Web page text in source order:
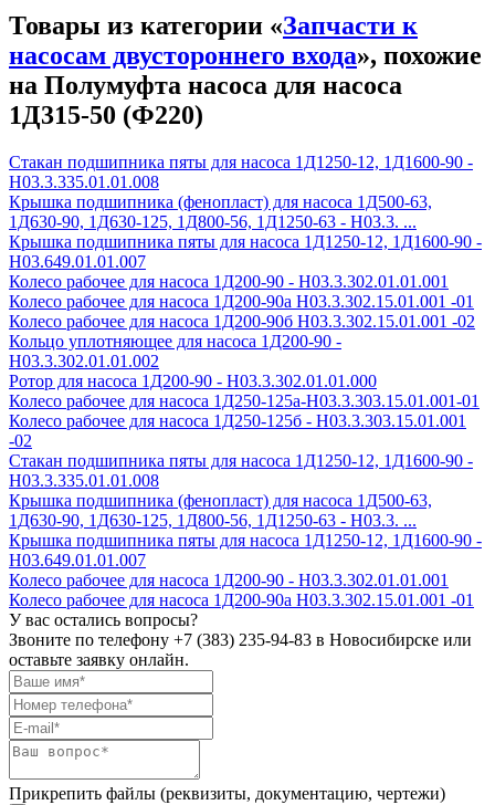
Товары из категории «Запчасти к
насосам двустороннего входа», похожие
на Полумуфта насоса для насоса
1Д315-50 (Ф220)
Стакан подшипника пяты для насоса 1Д1250-12, 1Д1600-90 -
Н03.3.335.01.01.008
Крышка подшипника (фенопласт) для насоса 1Д500-63,
1Д630-90, 1Д630-125, 1Д800-56, 1Д1250-63 - Н03.3. ...
Крышка подшипника пяты для насоса 1Д1250-12, 1Д1600-90 -
Н03.649.01.01.007
Колесо рабочее для насоса 1Д200-90 - H03.3.302.01.01.001
Колесо рабочее для насоса 1Д200-90а H03.3.302.15.01.001 -01
Колесо рабочее для насоса 1Д200-90б H03.3.302.15.01.001 -02
Кольцо уплотняющее для насоса 1Д200-90 -
Н03.3.302.01.01.002
Ротор для насоса 1Д200-90 - Н03.3.302.01.01.000
Колесо рабочее для насоса 1Д250-125а-Н03.3.303.15.01.001-01
Колесо рабочее для насоса 1Д250-125б - Н03.3.303.15.01.001
-02
Стакан подшипника пяты для насоса 1Д1250-12, 1Д1600-90 -
Н03.3.335.01.01.008
Крышка подшипника (фенопласт) для насоса 1Д500-63,
1Д630-90, 1Д630-125, 1Д800-56, 1Д1250-63 - Н03.3. ...
Крышка подшипника пяты для насоса 1Д1250-12, 1Д1600-90 -
Н03.649.01.01.007
Колесо рабочее для насоса 1Д200-90 - H03.3.302.01.01.001
Колесо рабочее для насоса 1Д200-90а H03.3.302.15.01.001 -01
У вас остались вопросы?
Звоните по телефону +7 (383) 235-94-83 в Новосибирске или
оставьте заявку онлайн.
Прикрепить файлы (реквизиты, документацию, чертежи)